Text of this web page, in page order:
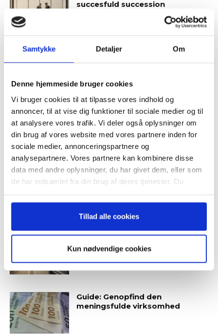
Samtykke Detaljer Om
Denne hjemmeside bruger cookies
Vi bruger cookies til at tilpasse vores indhold og
annoncer, til at vise dig funktioner til sociale medier og til
at analysere vores trafik. Vi deler også oplysninger om
din brug af vores website med vores partnere inden for
sociale medier, annonceringspartnere og
analysepartnere. Vores partnere kan kombinere disse
data med andre oplysninger, du har givet dem, eller som
de har indsamlet fra din brug af deres tjenester. Du
anvende vores hjemmeside.
Tillad alle cookies
Kun nødvendige cookies
succesfuld succession
Hvornår er det tid til at slå op
SENESTE ARTIKLER
Guide: Seks regler for
succesfuld succession
Hvornår er det tid til at slå op
med sin coach?
Guide: Genopfind den
meningsfulde virksomhed
Tilmeld dig vores
nyhedsbrev
– og modtag Ole Borchs bog
“Succes i en dansk bestyrelse”
Bestyrelsesguidens ugentlige nyhedsbrev samt
Tilmeld